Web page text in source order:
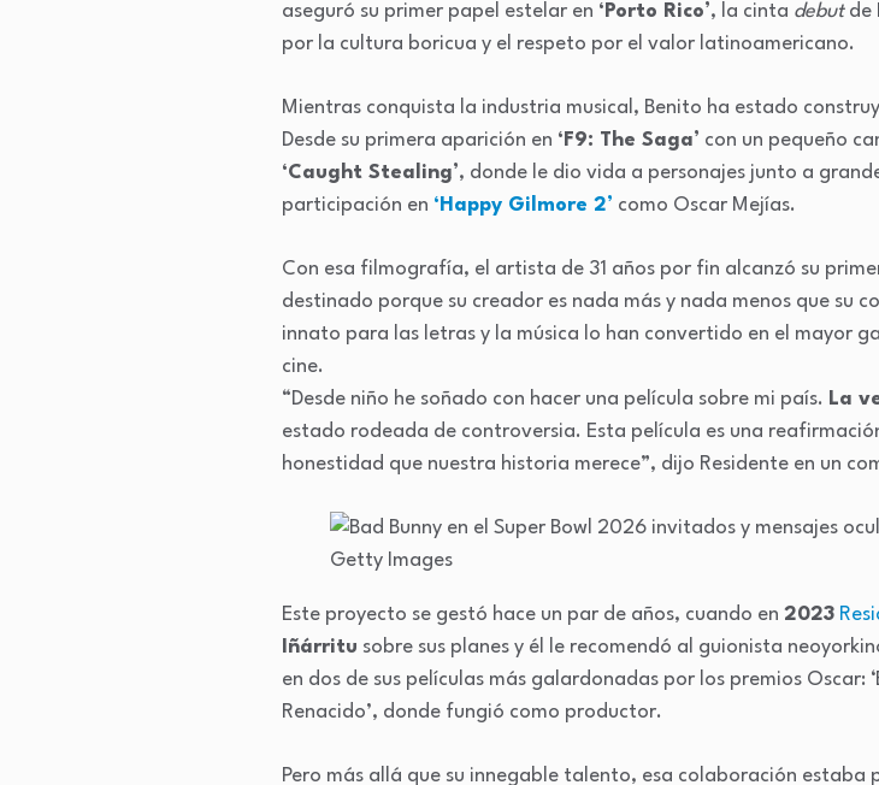
aseguró su primer papel estelar en ‘Porto Rico’, la cinta debutde
por la cultura boricua y el respeto por el valor latinoamericano.
Mientras conquista la industria musical, Benito ha estado
Desde su primera aparición en ‘F9: The Saga’ con un pequeño
‘Caught Stealing’, donde le dio vida a personajes junto a
participación en ‘Happy Gilmore 2’ como Oscar Mejías.
Con esa filmografía, el artista de 31 años por fin alcanzó su
destinado porque su creador es nada más y nada menos que su
innato para las letras y la música lo han convertido en el mayor
cine.
“Desde niño he soñado con hacer una película sobre mi país. La
estado rodeada de controversia. Esta película es una
honestidad que nuestra historia merece”, dijo Residente en un
Getty Images
Este proyecto se gestó hace un par de años, cuando en 2023
Iñárritu sobre sus planes y él le recomendó al guionista
en dos de sus películas más galardonadas por los premios Oscar:
Renacido’, donde fungió como productor.
Pero más allá que su innegable talento, esa colaboración estaba